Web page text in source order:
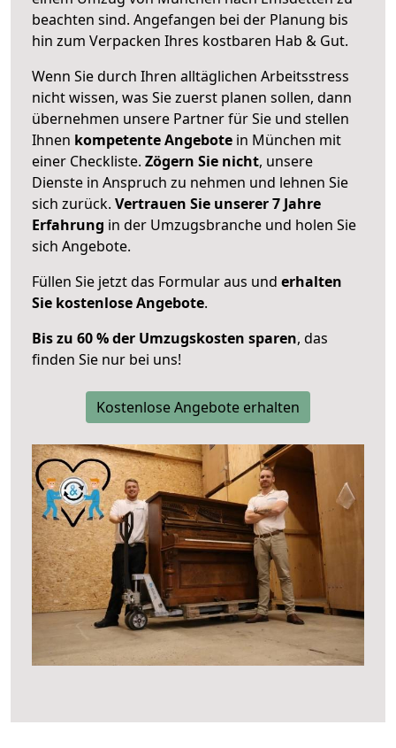
beachten sind. Angefangen bei der Planung bis
hin zum Verpacken Ihres kostbaren Hab & Gut.
Wenn Sie durch Ihren alltäglichen Arbeitsstress
nicht wissen, was Sie zuerst planen sollen, dann
übernehmen unsere Partner für Sie und stellen
Ihnen kompetente Angebote in München mit
einer Checkliste. Zögern Sie nicht, unsere
Dienste in Anspruch zu nehmen und lehnen Sie
sich zurück. Vertrauen Sie unserer 7 Jahre
Erfahrung in der Umzugsbranche und holen Sie
sich Angebote.
Füllen Sie jetzt das Formular aus und erhalten
Sie kostenlose Angebote.
Bis zu 60 % der Umzugskosten sparen, das
finden Sie nur bei uns!
Kostenlose Angebote erhalten